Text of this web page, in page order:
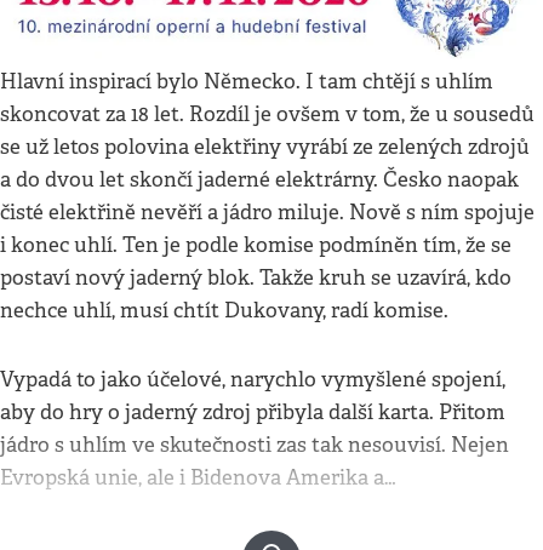
Hlavní inspirací bylo Německo. I tam chtějí s uhlím
skoncovat za 18 let. Rozdíl je ovšem v tom, že u sousedů
se už letos polovina elektřiny vyrábí ze zelených zdrojů
a do dvou let skončí jaderné elektrárny. Česko naopak
čisté elektřině nevěří a jádro miluje. Nově s ním spojuje
i konec uhlí. Ten je podle komise podmíněn tím, že se
postaví nový jaderný blok. Takže kruh se uzavírá, kdo
nechce uhlí, musí chtít Dukovany, radí komise.
Vypadá to jako účelové, narychlo vymyšlené spojení,
aby do hry o jaderný zdroj přibyla další karta. Přitom
jádro s uhlím ve skutečnosti zas tak nesouvisí. Nejen
Evropská unie, ale i Bidenova Amerika a…